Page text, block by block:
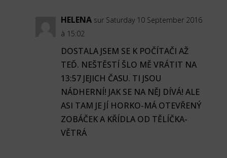
HELENA sur Saturday 10 September 2016
à 15:02
DOSTALA JSEM SE K POČÍTAČI AŽ
TEĎ. NEŠTĚSTÍ ŠLO MĚ VRÁTIT NA
13:57 JEJICH ČASU. TI JSOU
NÁDHERNÍ! JAK SE NA NĚJ DÍVÁ! ALE
ASI TAM JE JÍ HORKO-MÁ OTEVŘENÝ
ZOBÁČEK A KŘÍDLA OD TĚLÍČKA-
VĚTRÁ